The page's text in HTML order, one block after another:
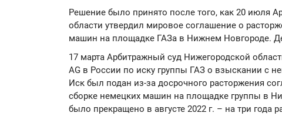
Решение было принято после того, как 20 июля
области утвердил мировое соглашение о
машин на площадке ГАЗа в Нижнем Новгороде.
17 марта Арбитражный суд Нижегородской
AG в России по иску группы ГАЗ о взыскании с
Иск был подан из-за досрочного расторжения
сборке немецких машин на площадке группы в
было прекращено в августе 2022 г. – на три года